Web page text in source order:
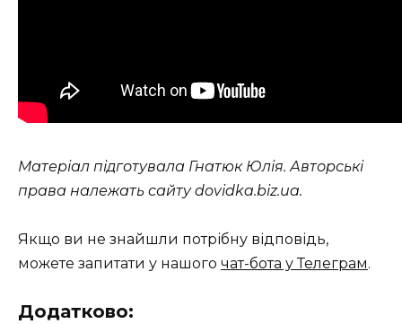
Матеріал підготувала Гнатюк Юлія. Авторські
права належать сайту dovidka.biz.ua.
Якщо ви не знайшли потрібну відповідь,
можете запитати у нашого чат-бота у Телеграм.
Додатково: